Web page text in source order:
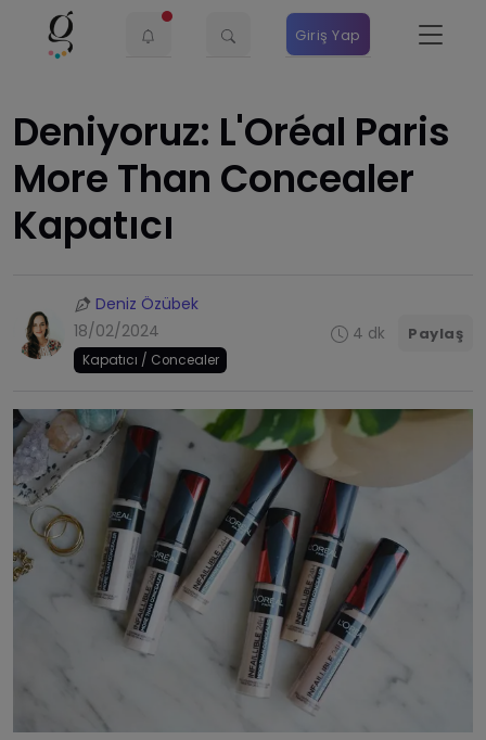
Giriş Yap
Deniyoruz: L'Oréal Paris
More Than Concealer
Kapatıcı
Deniz Özübek
18/02/2024
Kapatıcı / Concealer
4 dk Paylaş